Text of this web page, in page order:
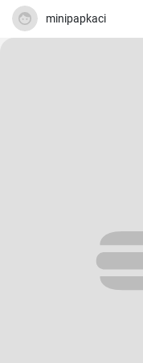
minipapkaci